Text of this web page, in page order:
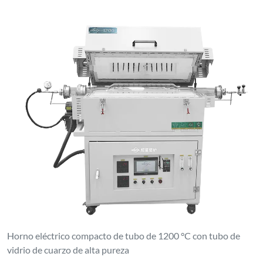
Horno eléctrico compacto de tubo de 1200 °C con tubo de
vidrio de cuarzo de alta pureza